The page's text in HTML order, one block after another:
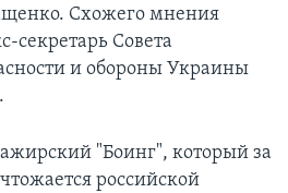
Схожего мнения
секретарь Совета
и обороны Украины
"Боинг", который за
российской